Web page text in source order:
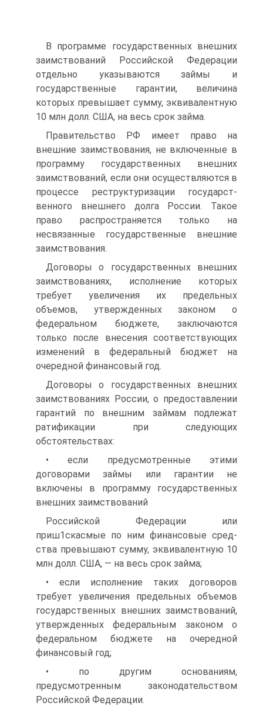
В программе государственных внешних
заимствований Россий­ской Федерации
отдельно указываются займы и
государственные гарантии, величина
которых превышает сумму, эквивалентную
10 млн долл. США, на весь срок займа.
Правительство РФ имеет право на
внешние заимствования, не включенные в
программу государственных внешних
заимствований, если они осуществляются в
процессе реструктуризации государст­
венного внешнего долга России. Такое
право распространяется только на
несвязанные государственные внешние
заимствования.
Договоры о государственных внешних
заимствованиях, испол­нение которых
требует увеличения их предельных
объемов, утвер­жденных законом о
федеральном бюджете, заключаются
только по­сле внесения соответствующих
изменений в федеральный бюджет на
очередной финансовый год.
Договоры о государственных внешних
заимствованиях России, о предоставлении
гарантий по внешним займам подлежат
ратифи­кации при следующих
обстоятельствах:
• если предусмотренные этими
договорами займы или гарантии не
включены в программу государственных
внешних заимствований
Российской Федерации или
приш1скасмые по ним финансовые сред­
ства превышают сумму, эквивалентную 10
млн долл. США, — на весь срок займа;
• если исполнение таких договоров
требует увеличения пре­дельных объемов
государственных внешних заимствований,
утвер­жденных федеральным законом о
федеральном бюджете на очеред­ной
финансовый год;
• по другим основаниям,
предусмотренным законодательством
Российской Федерации.